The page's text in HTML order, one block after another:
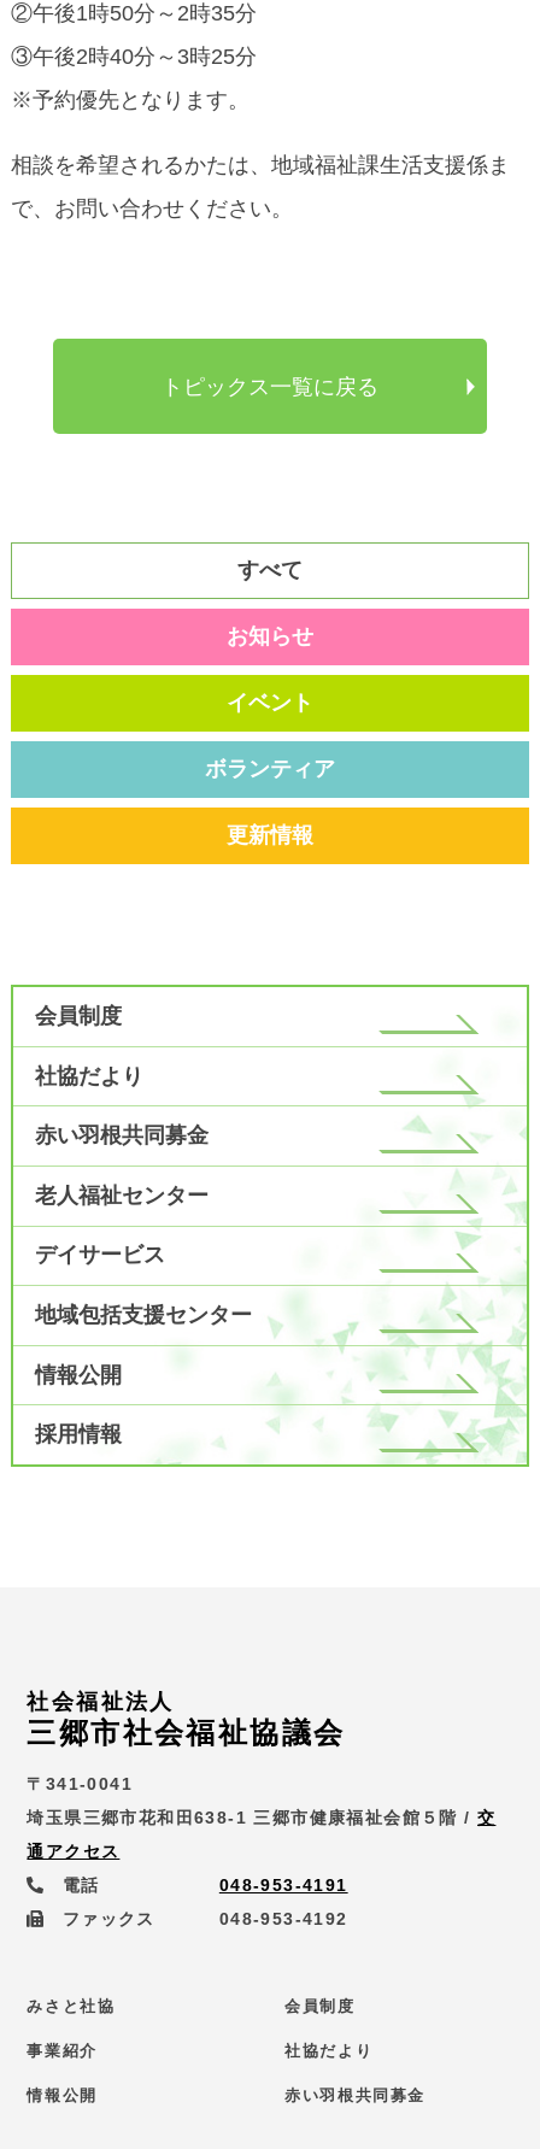
②午後1時50分～2時35分
③午後2時40分～3時25分
※予約優先となります。
相談を希望されるかたは、地域福祉課生活支援係ま
で、お問い合わせください。
トピックス一覧に戻る
すべて
お知らせ
イベント
ボランティア
更新情報
会員制度
社協だより
赤い羽根共同募金
老人福祉センター
デイサービス
地域包括支援センター
情報公開
採用情報
社会福祉法人
三郷市社会福祉協議会
〒341-0041
埼玉県三郷市花和田638-1 三郷市健康福祉会館５階 /交
通アクセス
電話
048-953-4191
ファックス
048-953-4192
みさと社協
事業紹介
情報公開
会員制度
社協だより
赤い羽根共同募金